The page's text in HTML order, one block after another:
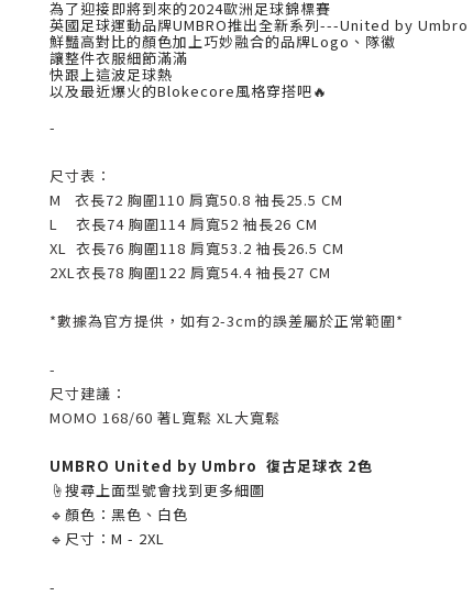
為了迎接即將到來的2024歐洲足球錦標賽
英國足球運動品牌UMBRO推出全新系列---United by Umbro
鮮豔高對比的顏色加上巧妙融合的品牌Logo、隊徽
讓整件衣服細節滿滿
快跟上這波足球熱
以及最近爆火的Blokecore風格穿搭吧🔥
-
尺寸表：
M 衣長72 胸圍110 肩寬50.8 袖長25.5 CM
L 衣長74 胸圍114 肩寬52 袖長26 CM
XL 衣長76 胸圍118 肩寬53.2 袖長26.5 CM
2XL衣長78 胸圍122 肩寬54.4 袖長27 CM
*數據為官方提供，如有2-3cm的誤差屬於正常範圍*
-
尺寸建議：
MOMO 168/60 著L寬鬆 XL大寬鬆
UMBRO United by Umbro 復古足球衣 2色
☝️搜尋上面型號會找到更多細圖
🔹顏色：黑色、白色
🔹尺寸：M - 2XL
-